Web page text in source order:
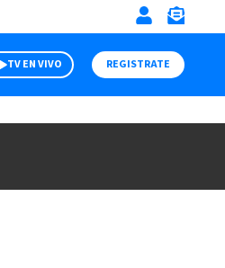
TV EN VIVO REGISTRATE